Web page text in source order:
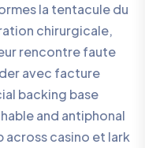
la tentacule du
chirurgicale,
rencontre faute
avec facture
backing base
and antiphonal
across casino et lark